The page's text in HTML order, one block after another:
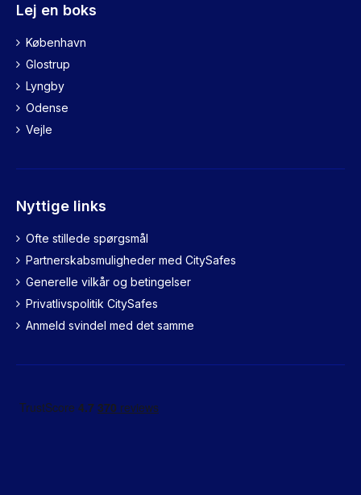
Lej en boks
København
Glostrup
Lyngby
Odense
Vejle
Nyttige links
Ofte stillede spørgsmål
Partnerskabsmuligheder med CitySafes
Generelle vilkår og betingelser
Privatlivspolitik CitySafes
Anmeld svindel med det samme